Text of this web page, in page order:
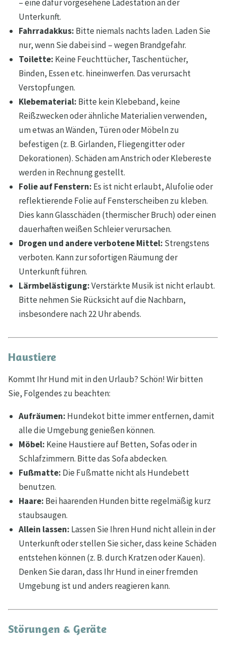
– eine dafür vorgesehene Ladestation an der
Unterkunft.
Fahrradakkus: Bitte niemals nachts laden. Laden Sie
nur, wenn Sie dabei sind – wegen Brandgefahr.
Toilette: Keine Feuchttücher, Taschentücher,
Binden, Essen etc. hineinwerfen. Das verursacht
Verstopfungen.
Klebematerial: Bitte kein Klebeband, keine
Reißzwecken oder ähnliche Materialien verwenden,
um etwas an Wänden, Türen oder Möbeln zu
befestigen (z. B. Girlanden, Fliegengitter oder
Dekorationen). Schäden am Anstrich oder Klebereste
werden in Rechnung gestellt.
Folie auf Fenstern: Es ist nicht erlaubt, Alufolie oder
reflektierende Folie auf Fensterscheiben zu kleben.
Dies kann Glasschäden (thermischer Bruch) oder einen
dauerhaften weißen Schleier verursachen.
Drogen und andere verbotene Mittel: Strengstens
verboten. Kann zur sofortigen Räumung der
Unterkunft führen.
Lärmbelästigung:Verstärkte Musik ist nicht erlaubt.
Bitte nehmen Sie Rücksicht auf die Nachbarn,
insbesondere nach 22 Uhr abends.
Haustiere
Kommt Ihr Hund mit in den Urlaub? Schön! Wir bitten
Sie, Folgendes zu beachten:
Aufräumen: Hundekot bitte immer entfernen, damit
alle die Umgebung genießen können.
Möbel: Keine Haustiere auf Betten, Sofas oder in
Schlafzimmern. Bitte das Sofa abdecken.
Fußmatte: Die Fußmatte nicht als Hundebett
benutzen.
Haare: Bei haarenden Hunden bitte regelmäßig kurz
staubsaugen.
Allein lassen: Lassen Sie Ihren Hund nicht allein in der
Unterkunft oder stellen Sie sicher, dass keine Schäden
entstehen können (z. B. durch Kratzen oder Kauen).
Denken Sie daran, dass Ihr Hund in einer fremden
Umgebung ist und anders reagieren kann.
Störungen & Geräte